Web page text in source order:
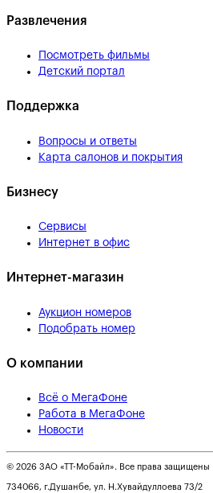
Развлечения
Посмотреть фильмы
Детский портал
Поддержка
Вопросы и ответы
Карта салонов и покрытия
Бизнесу
Сервисы
Интернет в офис
Интернет-магазин
Аукцион номеров
Подобрать номер
О компании
Всё о МегаФоне
Работа в МегаФоне
Новости
© 2026 ЗАО «ТТ-Мобайл». Все права защищены
734066, г.Душанбе, ул. Н.Хувайдуллоева 73/2